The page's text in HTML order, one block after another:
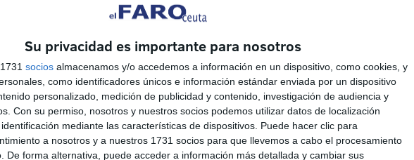
Su privacidad es importante para nosotros
socios almacenamos y/o accedemos a información en un dispositivo, como cookies, y
como identificadores únicos e información estándar enviada por un dispositivo
personalizado, medición de publicidad y contenido, investigación de audiencia y
Con su permiso, nosotros y nuestros socios podemos utilizar datos de localización
mediante las características de dispositivos. Puede hacer clic para
a nosotros y a nuestros 1731 socios para que llevemos a cabo el procesamiento
De forma alternativa, puede acceder a información más detallada y cambiar sus
prensa que "no nos vamos a olvidar del filial", está
competitivo que pueda dar la cara en todos los
misión que no es otra que la de ir formando a
participar en el primer equipo en 2ª División RFEF.
goleador, eso tiene que servir más que de sobra